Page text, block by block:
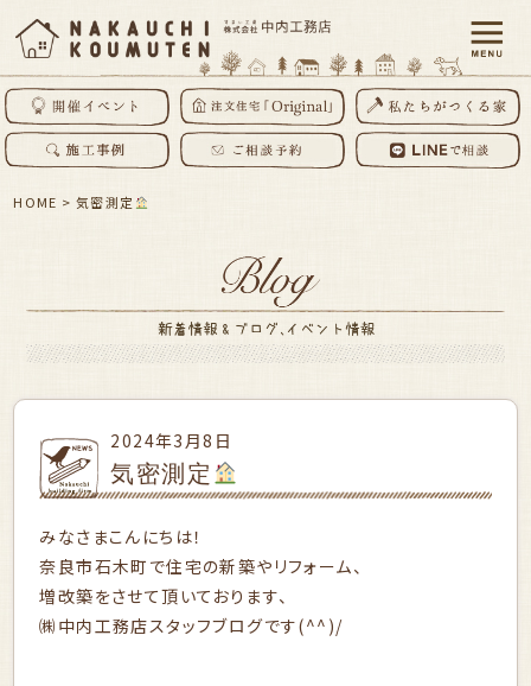
HOME >気密測定
2024年3月8日
気密測定
みなさまこんにちは！
奈良市石木町で住宅の新築やリフォーム、
増改築をさせて頂いております、
㈱中内工務店スタッフブログです(^^)/